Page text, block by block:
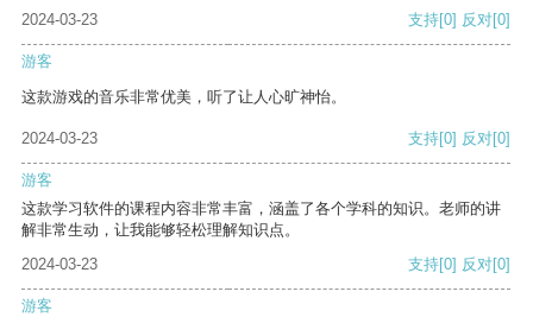
2024-03-23
支持[0] 反对[0]
游客
这款游戏的音乐非常优美，听了让人心旷神怡。
2024-03-23 支持[0] 反对[0]
游客
这款学习软件的课程内容非常丰富，涵盖了各个学科的知识。老师的讲
解非常生动，让我能够轻松理解知识点。
2024-03-23
支持[0] 反对[0]
游客